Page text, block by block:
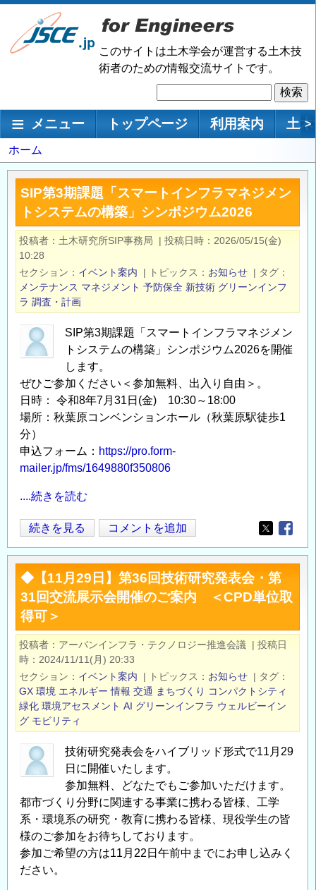
メ
ン
移
このサイトは土木学会が運営する土木技
術者のための情報交流サイトです。
索
メインナビゲーション
メニュー トップページ 利用案内 土 >
パ
ン
く
ホーム
SIP第3期課題「スマートインフラマネジメン
トシステムの構築」シンポジウム2026
投稿者 土木研究所SIP事務局 | 投稿日時
2026/05/15(金)
10:28
セクション
イベント案内 | トピックス お知らせ | タグ
メンテナンス マネジメント 予防保全 新技術 グリーンインフ
ラ 調査・計画
SIP第3期課題「スマートインフラマネジメン
トシステムの構築」シンポジウム2026を開催
します。
ぜひご参加ください＜参加無料、出入り自由＞。
日時： 令和8年7月31日(金) 10:30～18:00
場所：秋葉原コンベンションホール（秋葉原駅徒歩1
分）
申込フォーム： https://pro.form-
mailer.jp/fms/1649880f350806
....続きを読む
SIP
第
3
期
課
題
「ス
マ
ト
イ
ン
ラ
マ
ジ
メ
ン
ト
続きを見る コメントを追加
Opens in
◆【11月29日】第36回技術研究発表会・第
31回交流展示会開催のご案内 ＜CPD単位取
得可＞
投稿者 アーバンインフラ・テクノロジー推進会議 | 投稿日
時
2024/11/11(月) 20:33
セクション
イベント案内 | トピックス お知らせ | タグ
GX 環境 エネルギー 情報 交通 まちづくり コンパクトシティ
緑化 環境アセスメント AI グリーンインフラ ウェルビーイン
グ モビリティ
技術研究発表会をハイブリッド形式で11月29
日に開催いたします。
参加無料、どなたでもご参加いただけます。
都市づくり分野に関連する事業に携わる皆様、工学
系・環境系の研究・教育に携わる皆様、現役学生の皆
様のご参加をお待ちしております。
参加ご希望の方は11月22日午前中までにお申し込みく
ださい。